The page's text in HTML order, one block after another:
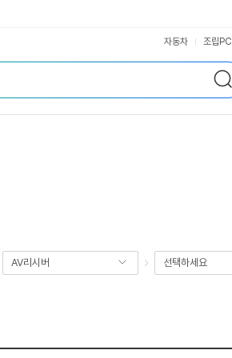
검
색
자동차 조립PC
AV리시버 선택하세요